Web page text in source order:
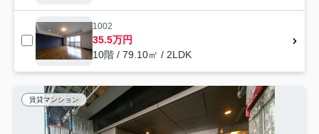
1002
35.5万円
10階 / 79.10㎡ / 2LDK
賃貸マンション